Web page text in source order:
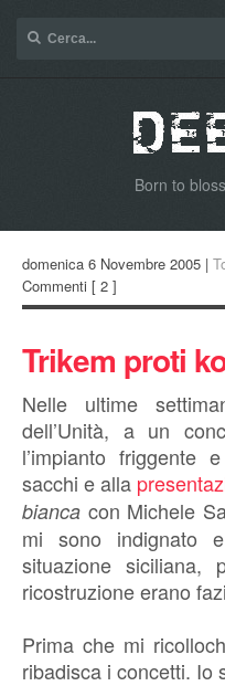
Born to
domenica 6 Novembre 2005 |
Commenti [ 2 ]
Trikem proti
Nelle ultime
dell’Unità, a un
l’impianto friggente
sacchi e alla
bianca con Michele
mi sono indignato
situazione siciliana,
ricostruzione erano
Prima che mi
ribadisca i concetti. Io